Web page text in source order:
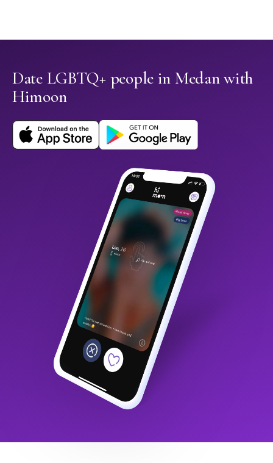
Date LGBTQ+ people in Medan with
Himoon